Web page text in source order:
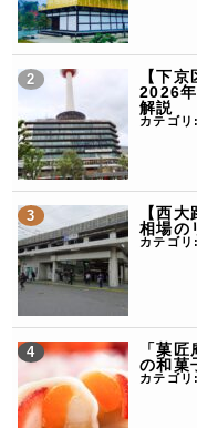
【下
2026
解説
カテゴリ:
【西
相場の
カテゴリ:
「菓
の和菓
カテゴリ: